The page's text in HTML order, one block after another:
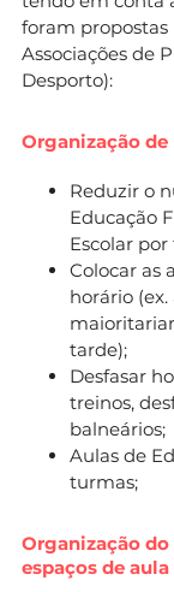
foram propostas
Associações de
Desporto):
Organização de
Reduzir o
Educação
Escolar
Colocar as
horário
Desfasar
treinos,
balneários;
Aulas de
turmas;
Organização
espaços de aula